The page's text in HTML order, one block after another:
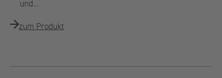
und…
zum Produkt